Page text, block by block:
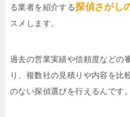
る業者を紹介する探偵さがし
スメします。
過去の営業実績や信頼度などの
り、複数社の見積りや内容を比
のない探偵選びを行えるんです。